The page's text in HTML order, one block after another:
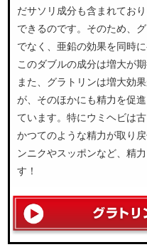
だサソリ成分も含まれてお
できるのです。そのため、
でなく、亜鉛の効果を同時
このダブルの成分は増大が
また、グラトリンは増大効
が、そのほかにも精力を促
ています。特にウミヘビは
かつてのような精力が取り
ンニクやスッポンなど、精
す！